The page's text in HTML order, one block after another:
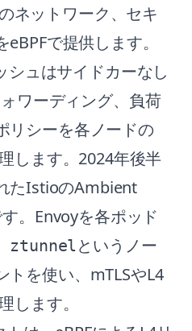
ネットワーク、セキ
で提供します。
ュはサイドカーなし
ワーディング、負荷
リシーを各ノードの
します。2024年後半
たIstioのAmbient
。Envoyを各ポッド
ztunnel というノー
トを使い、mTLSやL4
します。